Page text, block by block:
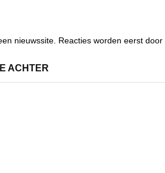
nieuwssite. Reacties worden eerst
ACHTER